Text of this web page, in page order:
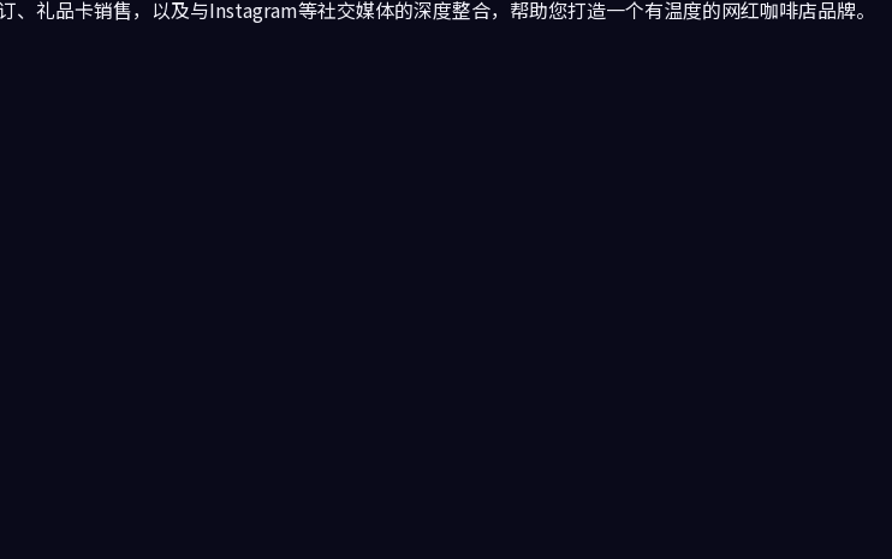
礼品卡销售，以及与Instagram等社交媒体的深度整合，帮助您打造一个有温度的网红咖啡店品牌。